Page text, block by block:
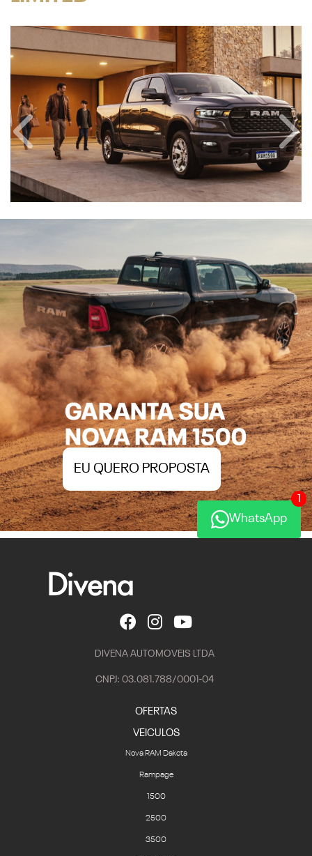
Anterior
EU QUERO PROPOSTA
DIVENA AUTOMOVEIS LTDA
CNPJ: 03.081.788/0001-04
OFERTAS
VEICULOS
Nova RAM Dakota
Rampage
1500
2500
3500
WhatsApp